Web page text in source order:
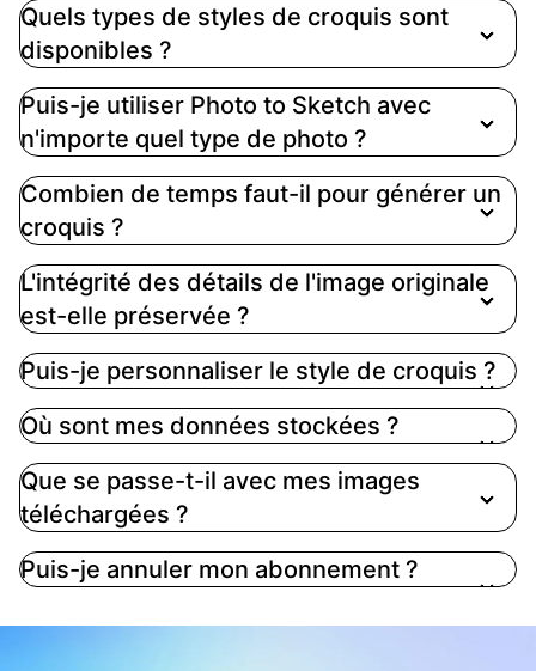
instantanément vos photographies en dessins au
trait de qualité professionnelle, en analysant les
en dessins artistiques, en croquis au crayon ou en
rendus artistiques avec une précision
remarquable et une touche créative
Quels types de styles de croquis sont
disponibles ?
Puis-je utiliser Photo to Sketch avec
n'importe quel type de photo ?
Combien de temps faut-il pour générer un
croquis ?
L'intégrité des détails de l'image originale
est-elle préservée ?
Puis-je personnaliser le style de croquis ?
Où sont mes données stockées ?
Que se passe-t-il avec mes images
téléchargées ?
Puis-je annuler mon abonnement ?